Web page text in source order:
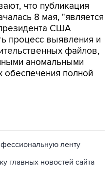
что публикация
8 мая, "является
США
процесс выявления и
файлов,
аномальными
обеспечения полной
ленту
главных новостей сайта